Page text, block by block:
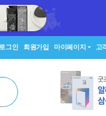
로그인 회원가입 마이페이지 고